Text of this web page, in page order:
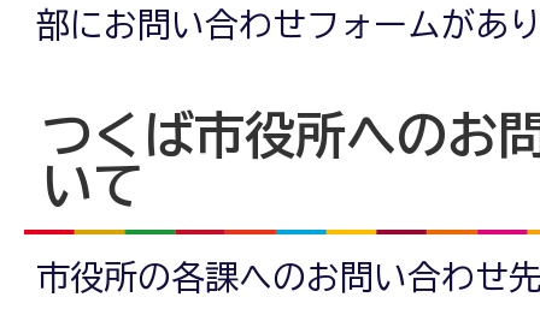
部にお問い合わせフォームがあ
つくば市役所へのお
いて
市役所の各課へのお問い合わせ